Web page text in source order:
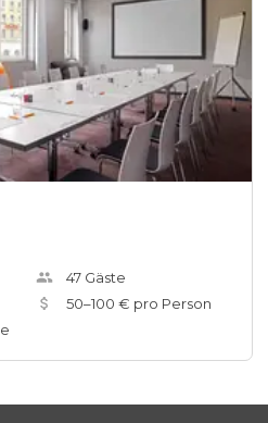
e
47 Gäste
50–100 € pro Person